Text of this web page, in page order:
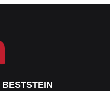
BESTSTEIN